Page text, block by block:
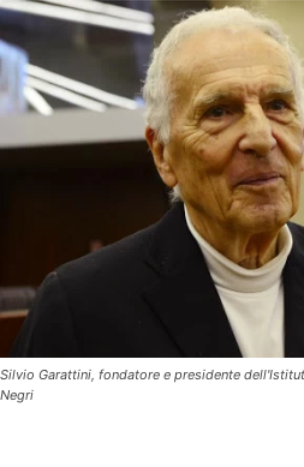
Silvio Garattini, fondatore e presidente
Negri